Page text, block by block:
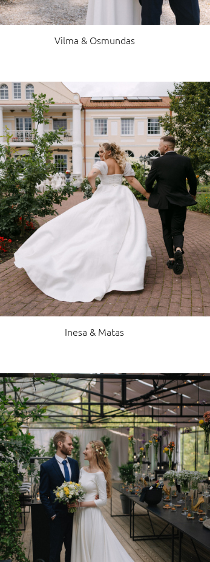
Vilma & Osmundas
Inesa & Matas